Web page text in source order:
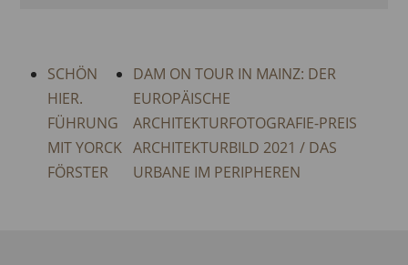
SCHÖN
HIER.
FÜHRUNG
MIT YORCK
FÖRSTER
DAM ON TOUR IN MAINZ: DER
EUROPÄISCHE
ARCHITEKTURFOTOGRAFIE-PREIS
ARCHITEKTURBILD 2021 / DAS
URBANE IM PERIPHEREN